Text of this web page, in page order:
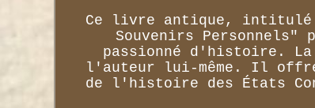
Ce livre antique, intitulé
Souvenirs
passionné d'histoire.
l'auteur lui-même. Il
de l'histoire des États